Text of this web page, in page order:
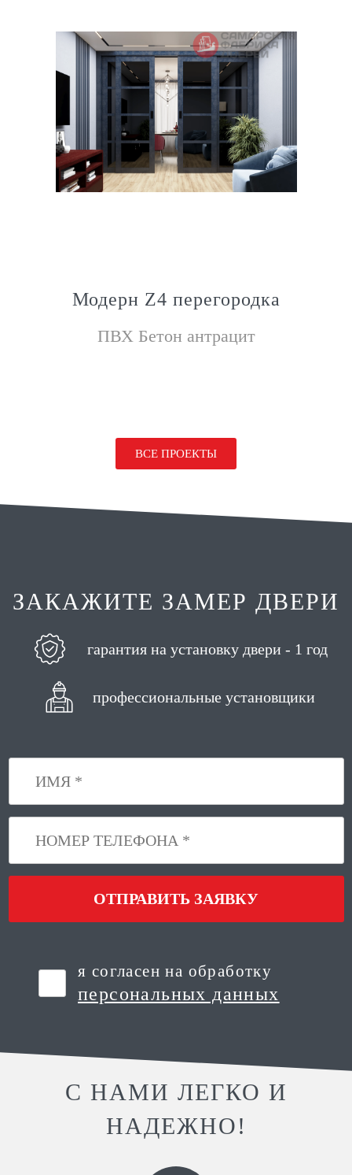
Модерн Z4 перегородка
ПВХ Бетон антрацит
ВСЕ ПРОЕКТЫ
ЗАКАЖИТЕ ЗАМЕР ДВЕРИ
гарантия на установку двери - 1 год
профессиональные установщики
ОТПРАВИТЬ ЗАЯВКУ
я согласен на обработку
персональных данных
С НАМИ ЛЕГКО И
НАДЕЖНО!